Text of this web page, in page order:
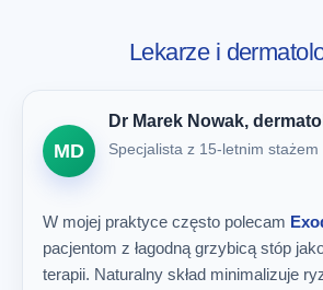
Lekarze i
MD
Dr Marek Nowak,
Specjalista z 15-letnim stażem
W mojej praktyce często polecam
pacjentom z łagodną grzybicą stóp
terapii. Naturalny skład minimalizuje